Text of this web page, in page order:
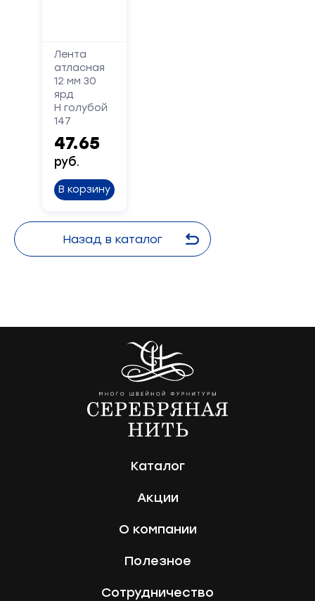
Лента
атласная
12 мм 30
ярд
Н голубой
147
47.65
руб.
В корзину
Назад в каталог
Каталог
Акции
О компании
Полезное
Сотрудничество